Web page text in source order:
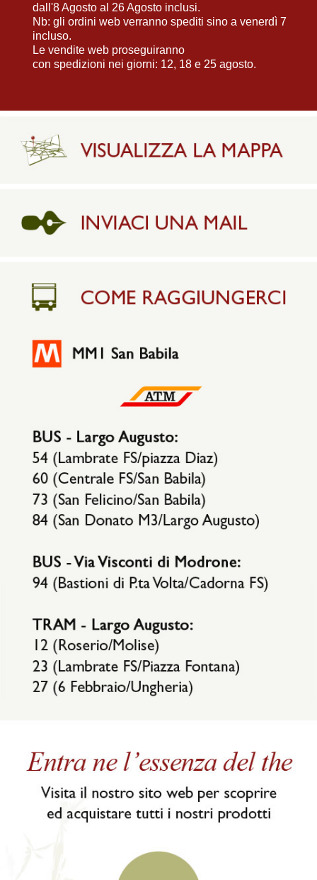
dall'8 Agosto al 26 Agosto inclusi.
Nb: gli ordini web verranno spediti sino a venerdì 7
incluso.
Le vendite web proseguiranno
con spedizioni nei giorni: 12, 18 e 25 agosto.